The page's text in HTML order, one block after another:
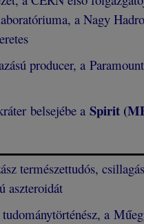
a Nagy
producer, a
belsejébe a Spirit
természettudós,
aszteroidát
a